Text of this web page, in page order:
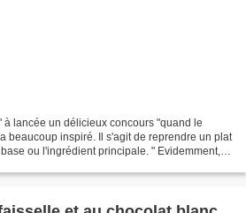
à lancée un délicieux concours "quand le
beaucoup inspiré. Il s'agit de reprendre un plat
ou l'ingrédient principale. " Evidemment,